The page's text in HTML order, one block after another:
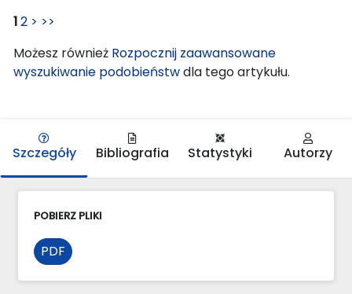
12 > >>
Możesz również Rozpocznij zaawansowane
wyszukiwanie podobieństwdla tego artykułu.
Szczegóły Bibliografia Statystyki Autorzy
POBIERZ PLIKI
PDF